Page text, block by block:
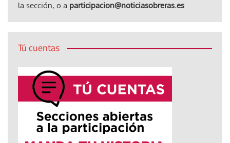
la sección, o a participacion@noticiasobreras.es
Tú cuentas